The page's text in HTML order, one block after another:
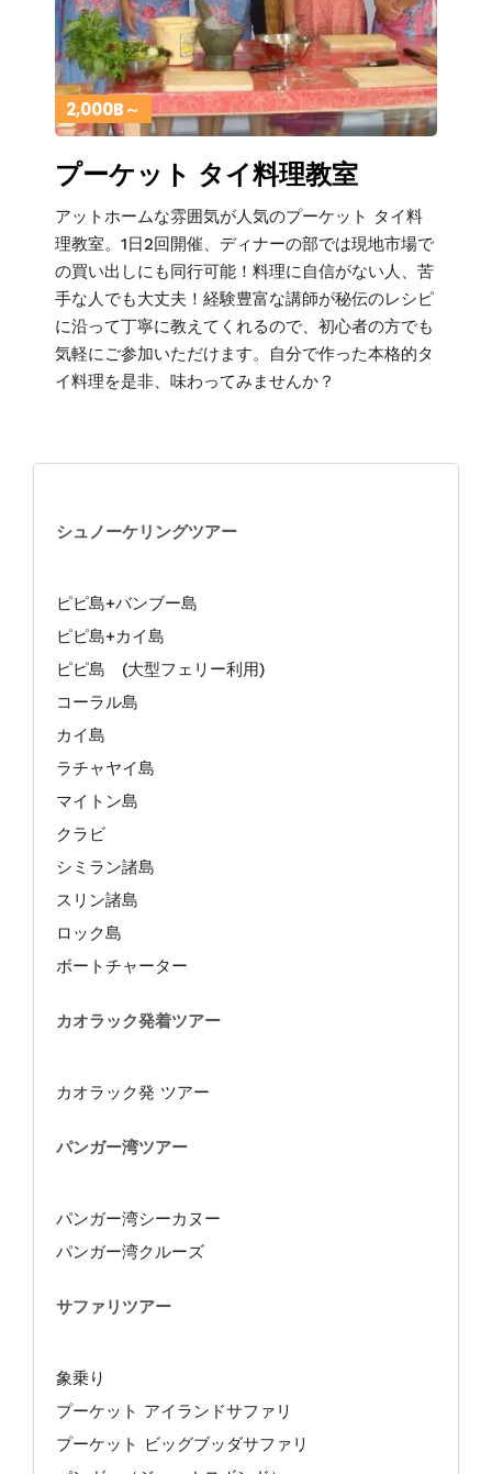
2,000B～
プーケット タイ料理教室
アットホームな雰囲気が人気のプーケット タイ料
理教室。1日2回開催、ディナーの部では現地市場で
の買い出しにも同行可能！料理に自信がない人、苦
手な人でも大丈夫！経験豊富な講師が秘伝のレシピ
に沿って丁寧に教えてくれるので、初心者の方でも
気軽にご参加いただけます。自分で作った本格的タ
イ料理を是非、味わってみませんか？
シュノーケリングツアー
ピピ島+バンブー島
ピピ島+カイ島
ピピ島 (大型フェリー利用)
コーラル島
カイ島
ラチャヤイ島
マイトン島
クラビ
シミラン諸島
スリン諸島
ロック島
ボートチャーター
カオラック発着ツアー
カオラック発 ツアー
パンガー湾ツアー
パンガー湾シーカヌー
パンガー湾クルーズ
サファリツアー
象乗り
プーケット アイランドサファリ
プーケット ビッグブッダサファリ